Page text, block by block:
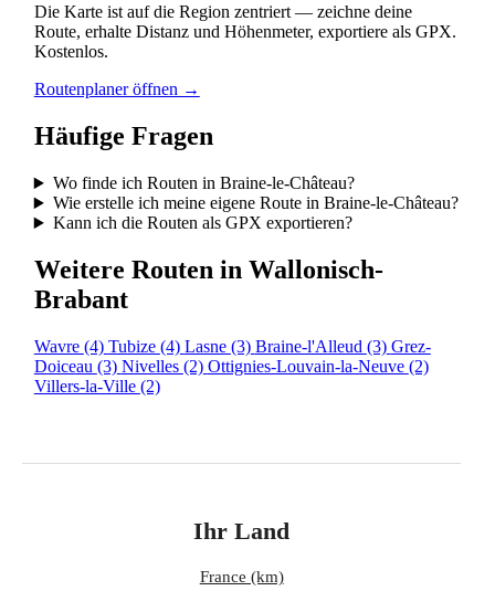
Die Karte ist auf die Region zentriert — zeichne deine
Route, erhalte Distanz und Höhenmeter, exportiere als GPX.
Kostenlos.
Routenplaner öffnen →
Häufige Fragen
Wo finde ich Routen in Braine-le-Château?
Wie erstelle ich meine eigene Route in Braine-le-Château?
Kann ich die Routen als GPX exportieren?
Weitere Routen in Wallonisch-
Brabant
Wavre (4) Tubize (4) Lasne (3) Braine-l'Alleud (3) Grez-
Doiceau (3) Nivelles (2) Ottignies-Louvain-la-Neuve (2)
Villers-la-Ville (2)
Ihr Land
France (km)